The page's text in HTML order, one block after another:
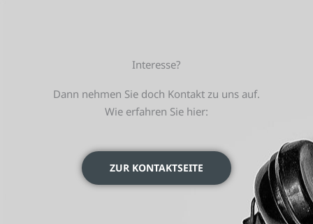
Interesse?
Dann nehmen Sie doch Kontakt zu uns auf.
Wie erfahren Sie hier:
ZUR KONTAKTSEITE